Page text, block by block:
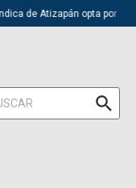
de Atizapán opta por el